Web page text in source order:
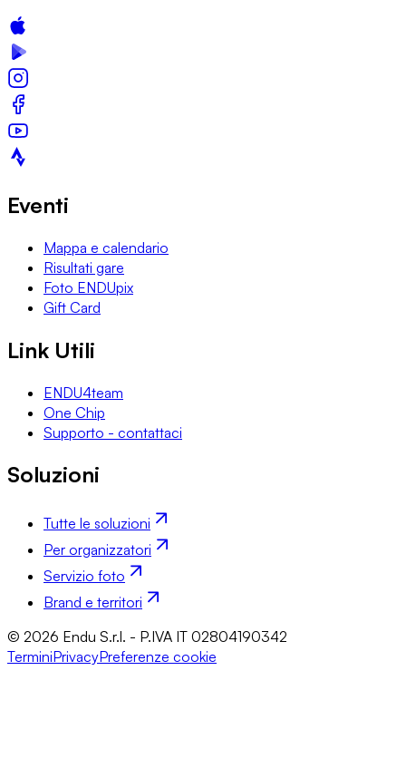
Eventi
Mappa e calendario
Risultati gare
Foto ENDUpix
Gift Card
Link Utili
ENDU4team
One Chip
Supporto - contattaci
Soluzioni
Tutte le soluzioni
Per organizzatori
Servizio foto
Brand e territori
© 2026 Endu S.r.l. - P.IVA IT 02804190342
TerminiPrivacyPreferenze cookie